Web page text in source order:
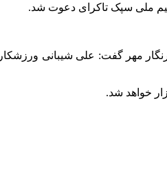
ملی سپک تاکرای دعوت شد.
مهر گفت: علی شیبانی ورزشکار
خواهد شد.